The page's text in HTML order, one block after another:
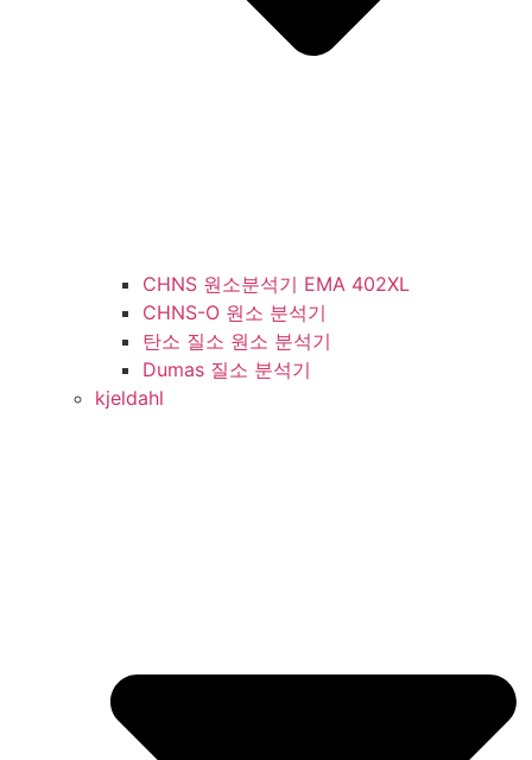
CHNS 원소분석기 EMA 402XL
CHNS-O 원소 분석기
탄소 질소 원소 분석기
Dumas 질소 분석기
kjeldahl